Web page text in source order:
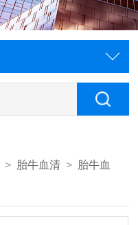
> 胎牛血清 > 胎牛血